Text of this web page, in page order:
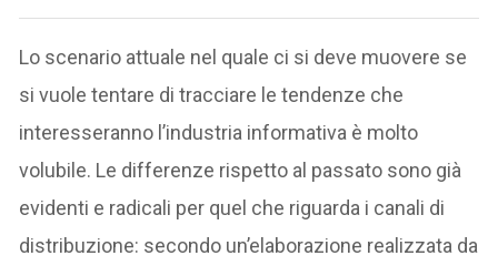
Lo scenario attuale nel quale ci si deve muovere se
si vuole tentare di tracciare le tendenze che
interesseranno l’industria informativa è molto
volubile. Le differenze rispetto al passato sono già
evidenti e radicali per quel che riguarda i canali di
distribuzione: secondo un’elaborazione realizzata da